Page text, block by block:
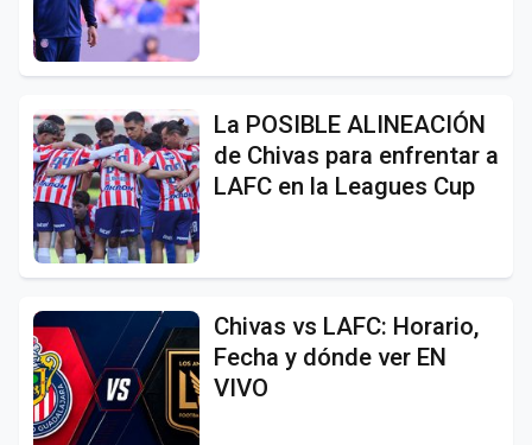
La POSIBLE ALINEACIÓN
de Chivas para enfrentar a
LAFC en la Leagues Cup
Chivas vs LAFC: Horario,
Fecha y dónde ver EN
VIVO